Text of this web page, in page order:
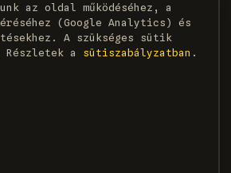
az oldal működéséhez, a
(Google Analytics) és
A szükséges sütik
a
süti­szabályzatban .